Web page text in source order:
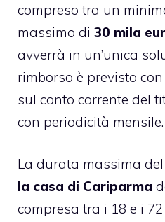
compreso tra un
massimo di 30 mila
avverrà in un’unica
rimborso è previsto
sul conto corrente del
con periodicità mensile.
La durata massima del
la casa di Cariparma
compresa tra i 18 e i